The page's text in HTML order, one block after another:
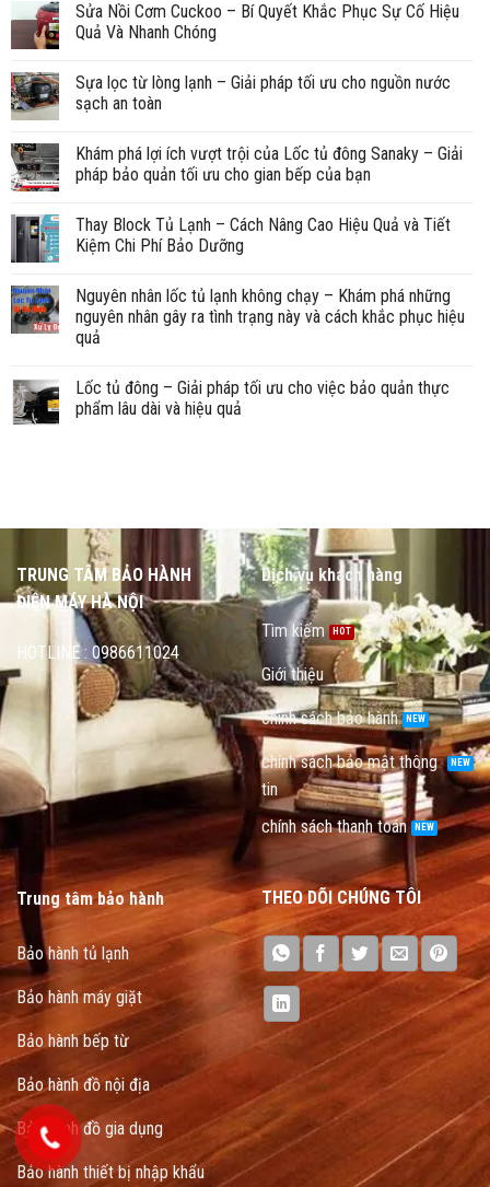
Sửa Nồi Cơm Cuckoo – Bí Quyết Khắc Phục Sự Cố Hiệu
Quả Và Nhanh Chóng
Sựa lọc từ lòng lạnh – Giải pháp tối ưu cho nguồn nước
sạch an toàn
Khám phá lợi ích vượt trội của Lốc tủ đông Sanaky – Giải
pháp bảo quản tối ưu cho gian bếp của bạn
Thay Block Tủ Lạnh – Cách Nâng Cao Hiệu Quả và Tiết
Kiệm Chi Phí Bảo Dưỡng
Nguyên nhân lốc tủ lạnh không chạy – Khám phá những
nguyên nhân gây ra tình trạng này và cách khắc phục hiệu
quả
Lốc tủ đông – Giải pháp tối ưu cho việc bảo quản thực
phẩm lâu dài và hiệu quả
TRUNG TÂM BẢO HÀNH
ĐIỆN MÁY HÀ NỘI
HOTLINE : 0986611024
Dịch vụ khách hàng
Tìm kiếm
Giới thiệu
chính sách bảo hành
chính sách bảo mật thông
tin
chính sách thanh toán
Trung tâm bảo hành
Bảo hành tủ lạnh
Bảo hành máy giặt
Bảo hành bếp từ
Bảo hành đồ nội địa
Bảo hành đồ gia dụng
Bảo hành thiết bị nhập khẩu
THEO DÕI CHÚNG TÔI